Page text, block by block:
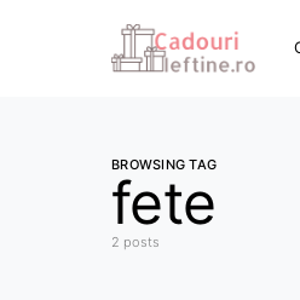
BROWSING TAG
fete
2 posts